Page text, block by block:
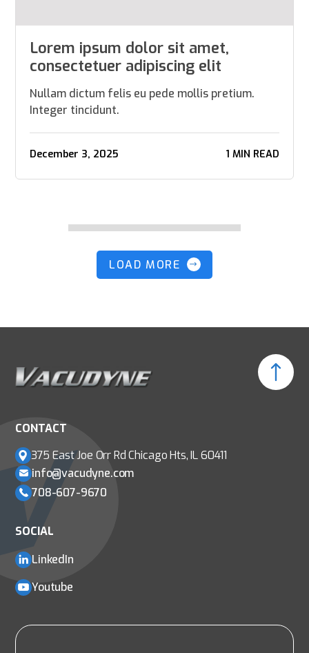
Lorem ipsum dolor sit amet,
consectetuer adipiscing elit
Nullam dictum felis eu pede mollis pretium.
Integer tincidunt.
December 3, 2025 1 MIN READ
LOAD MORE
CONTACT
375 East Joe Orr Rd Chicago Hts, IL 60411
info@vacudyne.com
708-607-9670
SOCIAL
LinkedIn
Youtube